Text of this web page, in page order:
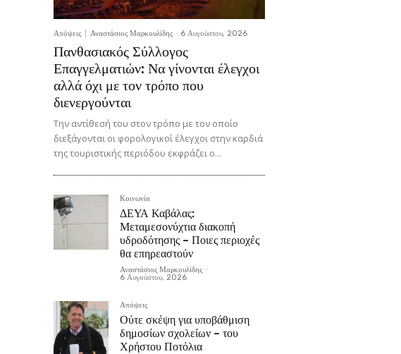
Απόψεις Αναστάσιος Μαρκουλίδης - 6 Αυγούστου, 2026
Πανθασιακός Σύλλογος
Επαγγελματιών: Να γίνονται έλεγχοι
αλλά όχι με τον τρόπο που
διενεργούνται
Την αντίθεσή του στον τρόπο με τον οποίο
διεξάγονται οι φορολογικοί έλεγχοι στην καρδιά
της τουριστικής περιόδου εκφράζει ο...
Κοινωνία
ΔΕΥΑ Καβάλας:
Μεταμεσονύχτια διακοπή
υδροδότησης – Ποιες περιοχές
θα επηρεαστούν
Αναστάσιος Μαρκουλίδης -
6 Αυγούστου, 2026
Απόψεις
Ούτε σκέψη για υποβάθμιση
δημοσίων σχολείων – του
Χρήστου Ποτόλια